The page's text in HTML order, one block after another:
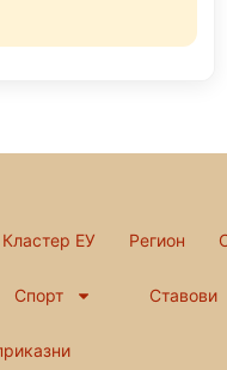
Кластер ЕУ Регион
Спорт Ставови